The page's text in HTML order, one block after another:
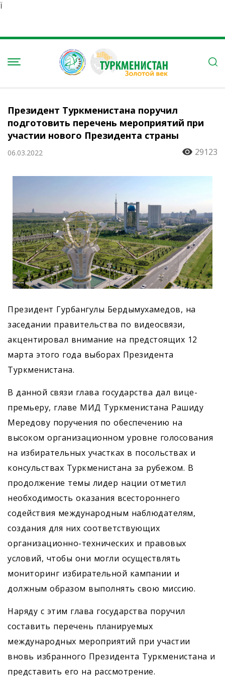
Ï
Президент Туркменистана поручил
подготовить перечень мероприятий при
участии нового Президента страны
06.03.2022 29123
Президент Гурбангулы Бердымухамедов, на
заседании правительства по видеосвязи,
акцентировал внимание на предстоящих 12
марта этого года выборах Президента
Туркменистана.
В данной связи глава государства дал вице-
премьеру, главе МИД Туркменистана Рашиду
Мередову поручения по обеспечению на
высоком организационном уровне голосования
на избирательных участках в посольствах и
консульствах Туркменистана за рубежом. В
продолжение темы лидер нации отметил
необходимость оказания всестороннего
содействия международным наблюдателям,
создания для них соответствующих
организационно-технических и правовых
условий, чтобы они могли осуществлять
мониторинг избирательной кампании и
должным образом выполнять свою миссию.
Наряду с этим глава государства поручил
составить перечень планируемых
международных мероприятий при участии
вновь избранного Президента Туркменистана и
представить его на рассмотрение.